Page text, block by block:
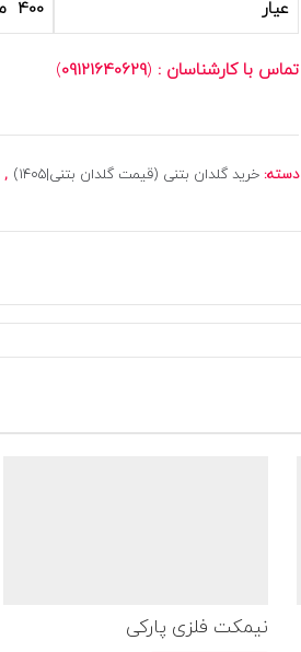
عیار 400 میلگرد:5/5
تماس با کارشناسان : (
09121640629
)
دسته: خرید گلدان بتنی (قیمت گلدان بتنی|1405) ,
نیمکت فلزی پارکی